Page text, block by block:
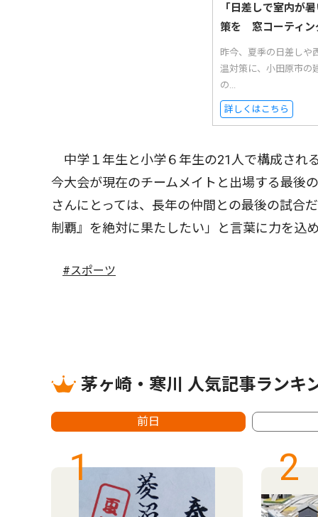
「日差しで室内が
策を 窓コーティン
昨今、夏季の日差しや
温対策に、小田原市の
の...
詳しくはこちら
中学１年生と小学６年生の21人で構成され
今大会が現在のチームメイトと出場する最後
さんにとっては、長年の仲間との最後の試合
制覇』を絶対に果たしたい」と言葉に力を込
#スポーツ
茅ヶ崎・寒川 人気記事ランキ
前日
1 2